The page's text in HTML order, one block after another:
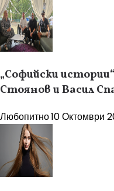
„Софийски
Стоянов и Васил
Любопитно10 Октомври